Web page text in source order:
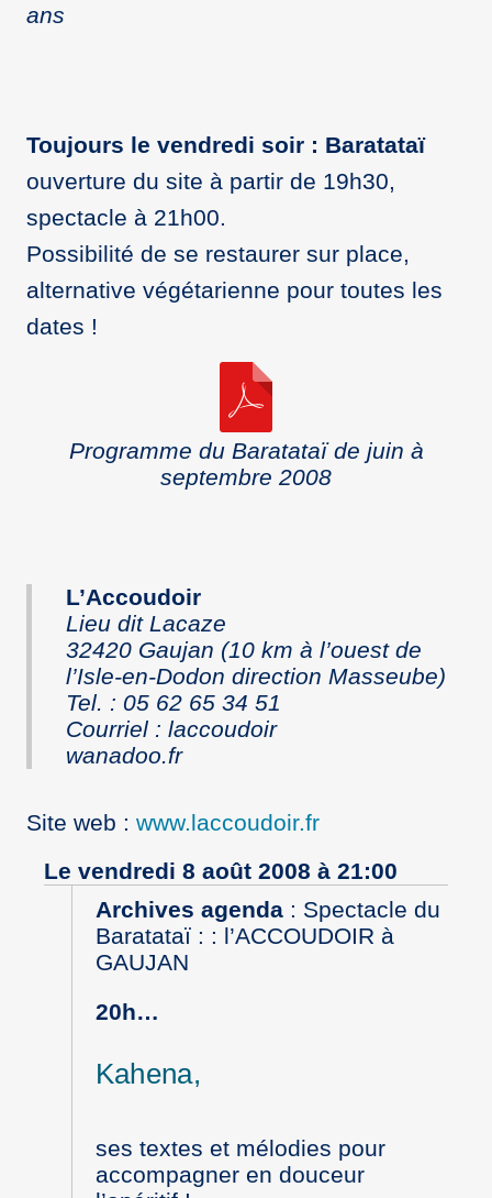
ans
Toujours le vendredi soir : Baratataï
ouverture du site à partir de 19h30,
spectacle à 21h00.
Possibilité de se restaurer sur place,
alternative végétarienne pour toutes les
dates !
Programme du Baratataï de juin à
septembre 2008
L’Accoudoir
Lieu dit Lacaze
32420 Gaujan (10 km à l’ouest de
l’Isle-en-Dodon direction Masseube)
Tel. : 05 62 65 34 51
Courriel : laccoudoir
wanadoo.fr
Site web : www.laccoudoir.fr
Le vendredi 8 août 2008 à 21:00
Archives agenda: Spectacle du
Baratataï : : l’ACCOUDOIR à
GAUJAN
20h…
Kahena,
ses textes et mélodies pour
accompagner en douceur